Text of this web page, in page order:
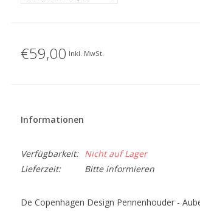
€59,00 Inkl. MwSt.
Informationen
Verfügbarkeit:
Nicht auf Lager
Lieferzeit:
Bitte informieren
De Copenhagen Design Pennenhouder -